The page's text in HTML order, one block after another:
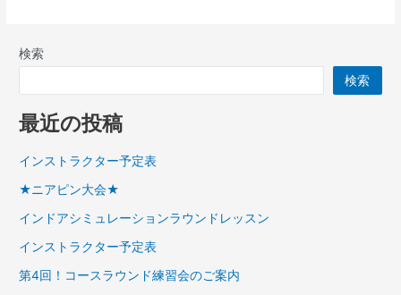
号
を
イ
に
掲
し
ま
し
た
検索
検索
最近の投稿
インストラクター予定表
★ニアピン大会★
インドアシミュレーションラウンドレッスン
インストラクター予定表
第4回！コースラウンド練習会のご案内